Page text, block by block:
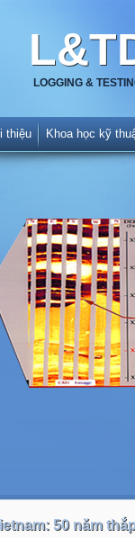
LOGGING &
thiệu Khoa học kỹ
50 năm